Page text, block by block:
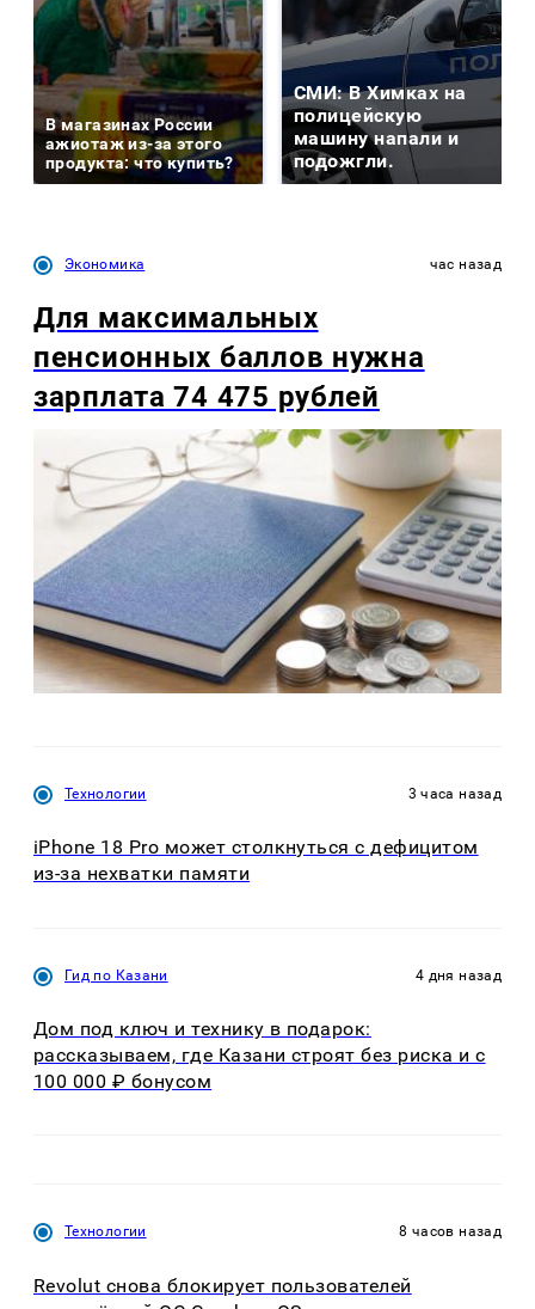
В магазинах России
ажиотаж из-за этого
продукта: что купить?
СМИ: В Химках на
полицейскую
машину напали и
подожгли.
Экономика час назад
Для максимальных
пенсионных баллов нужна
зарплата 74 475 рублей
Технологии 3 часа назад
iPhone 18 Pro может столкнуться с дефицитом
из-за нехватки памяти
Гид по Казани 4 дня назад
Дом под ключ и технику в подарок:
рассказываем, где Казани строят без риска и с
100 000 ₽ бонусом
Технологии 8 часов назад
Revolut снова блокирует пользователей